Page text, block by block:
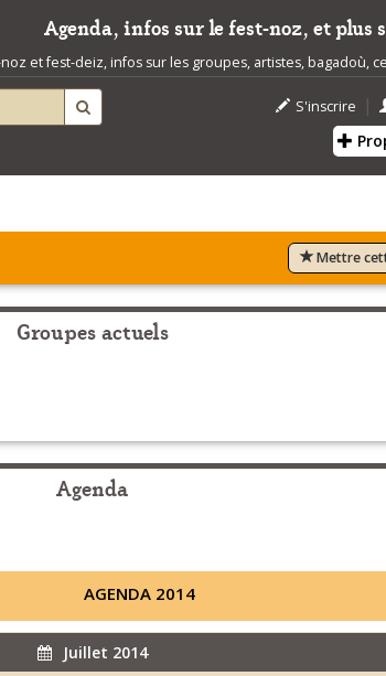
Agenda, infos sur le fest-noz, et plus
et fest-deiz, infos sur les groupes, artistes, bagadoù,
S'inscrire |
Mettre
Groupes actuels
Agenda
AGENDA 2014
Juillet 2014